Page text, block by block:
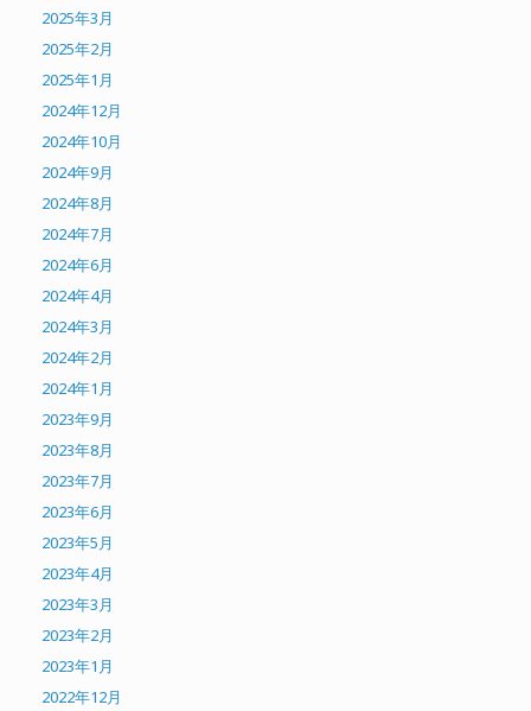
2025年3月
2025年2月
2025年1月
2024年12月
2024年10月
2024年9月
2024年8月
2024年7月
2024年6月
2024年4月
2024年3月
2024年2月
2024年1月
2023年9月
2023年8月
2023年7月
2023年6月
2023年5月
2023年4月
2023年3月
2023年2月
2023年1月
2022年12月